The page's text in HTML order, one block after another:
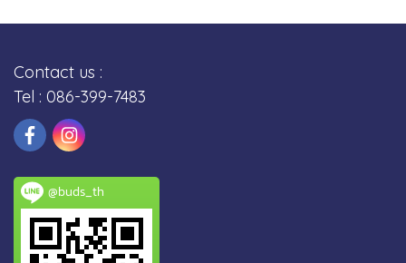
Contact us :
Tel : 086-399-7483
@buds_th